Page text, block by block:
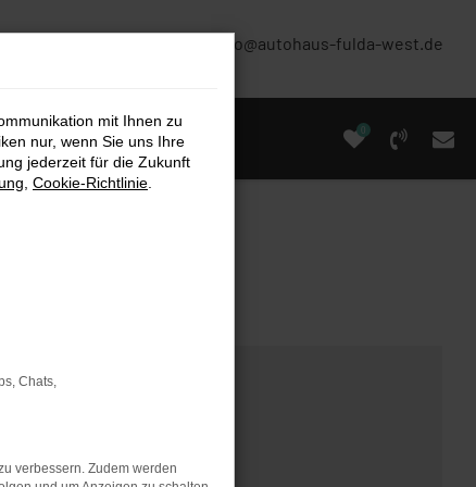
info@autohaus-fulda-west.de
0
mit Ihnen zu
nur, wenn Sie uns Ihre
jederzeit für die Zukunft
Cookie-Richtlinie
Chats,
verbessern. Zudem werden